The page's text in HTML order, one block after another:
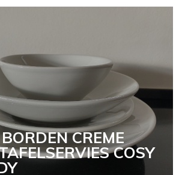
CREME
COSY